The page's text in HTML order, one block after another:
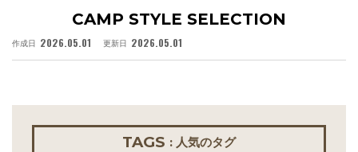
CAMP STYLE SELECTION
作成日 2026.05.01 更新日 2026.05.01
TAGS : 人気のタグ